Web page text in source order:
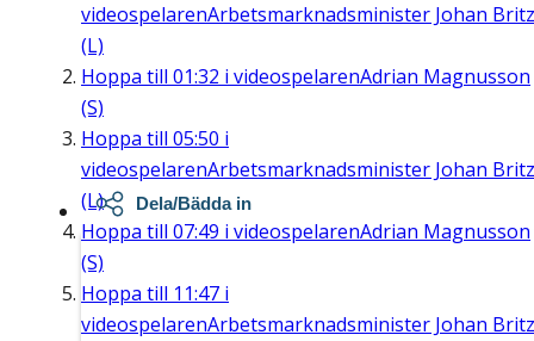
videospelarenArbetsmarknadsminister Johan Britz
(L)
Hoppa till 01:32 i videospelarenAdrian Magnusson
(S)
Hoppa till 05:50 i
videospelarenArbetsmarknadsminister Johan Britz
(L)
Hoppa till 07:49 i videospelarenAdrian Magnusson
(S)
Hoppa till 11:47 i
videospelarenArbetsmarknadsminister Johan Britz
Dela/Bädda in